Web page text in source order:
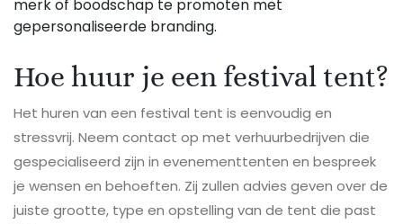
merk of boodschap te promoten met
gepersonaliseerde branding.
Hoe huur je een festival tent?
Het huren van een festival tent is eenvoudig en
stressvrij. Neem contact op met verhuurbedrijven die
gespecialiseerd zijn in evenementtenten en bespreek
je wensen en behoeften. Zij zullen advies geven over de
juiste grootte, type en opstelling van de tent die past